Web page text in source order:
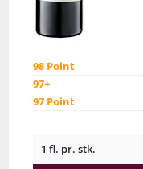
98 Point
97+
97 Point
1 fl. pr. stk.